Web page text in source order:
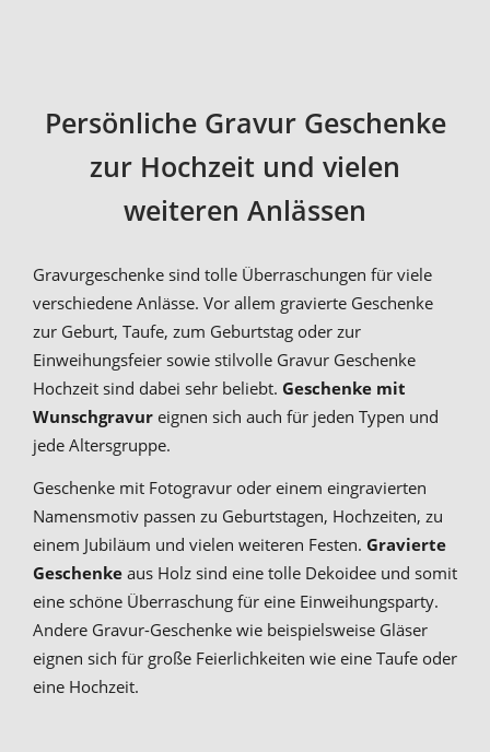
Persönliche Gravur Geschenke
zur Hochzeit und vielen
weiteren Anlässen
Gravurgeschenke sind tolle Überraschungen für viele
verschiedene Anlässe. Vor allem gravierte Geschenke
zur Geburt, Taufe, zum Geburtstag oder zur
Einweihungsfeier sowie stilvolle Gravur Geschenke
Hochzeit sind dabei sehr beliebt. Geschenke mit
Wunschgravur eignen sich auch für jeden Typen und
jede Altersgruppe.
Geschenke mit Fotogravur oder einem eingravierten
Namensmotiv passen zu Geburtstagen, Hochzeiten, zu
einem Jubiläum und vielen weiteren Festen. Gravierte
Geschenke aus Holz sind eine tolle Dekoidee und somit
eine schöne Überraschung für eine Einweihungsparty.
Andere Gravur-Geschenke wie beispielsweise Gläser
eignen sich für große Feierlichkeiten wie eine Taufe oder
eine Hochzeit.